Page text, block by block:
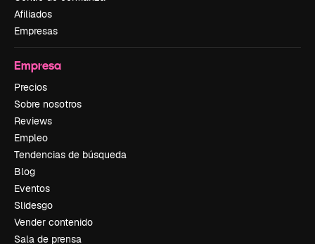
Afiliados
Empresas
Empresa
Precios
Sobre nosotros
Reviews
Empleo
Tendencias de búsqueda
Blog
Eventos
Slidesgo
Vender contenido
Sala de prensa